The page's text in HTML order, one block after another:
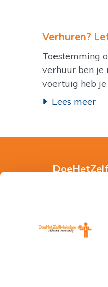
Verhuren?
Toestemming
verhuur ben je
voertuig heb
Lees meer
Hoe werkt
Privacy en